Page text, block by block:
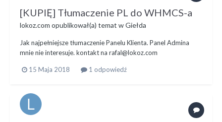
[KUPIĘ] Tłumaczenie PL do WHMCS-a
lokoz.com opublikował(a) temat wGiełda
Jak najpełniejsze tłumaczenie Panelu Klienta. Panel Admina
mnie nie interesuje. kontakt na rafal@lokoz.com
15 Maja 2018 1 odpowiedź